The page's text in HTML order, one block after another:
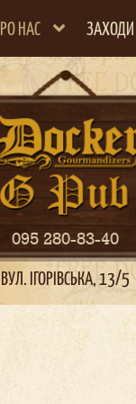
ПРО НАС ЗАХОДИ
095 280-83-40
ВУЛ. ІГОРІВСЬКА, 13/5